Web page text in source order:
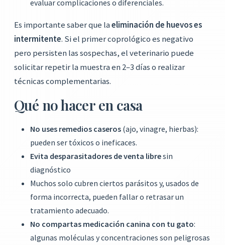
evaluar complicaciones o diferenciales.
Es importante saber que laeliminación de huevos es
intermitente. Si el primer coprológico es negativo
pero persisten las sospechas, el veterinario puede
solicitar repetir la muestra en 2–3 días o realizar
técnicas complementarias.
Qué no hacer en casa
No uses remedios caseros (ajo, vinagre, hierbas):
pueden ser tóxicos o ineficaces.
Evita desparasitadores de venta libresin
diagnóstico
Muchos solo cubren ciertos parásitos y, usados de
forma incorrecta, pueden fallar o retrasar un
tratamiento adecuado.
No compartas medicación canina con tu gato:
algunas moléculas y concentraciones son peligrosas